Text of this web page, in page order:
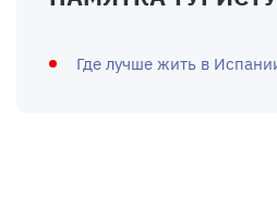
Где лучше жить в